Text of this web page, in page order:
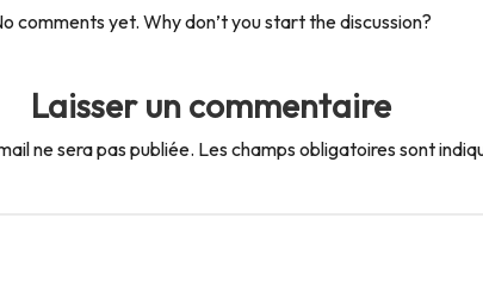
comments yet. Why don’t you start the discussion?
Laisser un commentaire
ne sera pas publiée. Les champs obligatoires sont